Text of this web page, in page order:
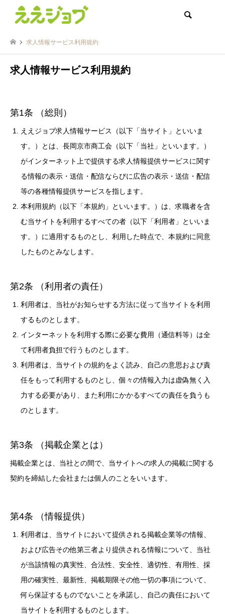
求人情報サービス利用規約
求人情報サービス利用規約
第1条 （総則）
ええジョブ求人情報サービス（以下「当サイト」といいま
す。）とは、長岡京市商工会（以下「当社」といいます。）
がインターネット上で提供する求人情報提供サービスに関す
る情報の表示・送信・配信ならびに広告の表示・送信・配信
等の各種情報提供サービスを指します。
本利用規約（以下「本規約」といいます。）は、求職者を含
む当サイトを利用するすべての者（以下「利用者」といいま
す。）に適用するものとし、利用した時点で、本規約に同意
したものとみなします。
第2条 （利用者の責任）
利用者は、当社がお知らせする方法に従って当サイトを利用
するものとします。
インターネットを利用する際に必要な費用（通信料等）は全
て利用者負担で行うものとします。
利用者は、当サイトの規約をよく読み、自己の意思および責
任をもって利用するものとし、個々の情報入力は虚偽無く入
力する必要があり、また利用にかかるすべての責任を負うも
のとします。
第3条 （掲載企業とは）
掲載企業とは、当社との間で、当サイトへの求人の掲載に関する
契約を締結した会社または個人のことをいいます。
第4条 （情報提供）
利用者は、当サイトにおいて提供される掲載企業等の情報、
および広告その他第三者より提供される情報について、当社
が当該情報の真実性、合法性、安全性、適切性、有用性、採
用の確実性、最新性、掲載期限その他一切の事項について、
何ら保証するものでないことを承諾し、自己の責任において
当サイトを利用するものとします。